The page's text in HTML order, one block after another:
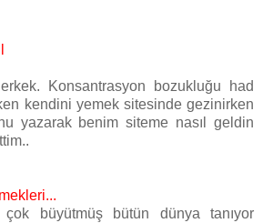
Konsantrasyon bozukluğu had
kendini yemek sitesinde gezinirken
yazarak benim siteme nasıl geldin
büyütmüş bütün dünya tanıyor